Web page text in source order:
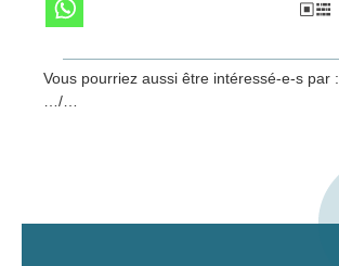
Vous pourriez aussi être intéressé-e-s par :
…/…